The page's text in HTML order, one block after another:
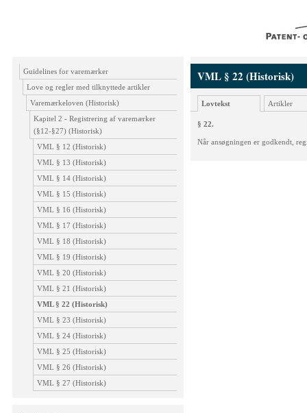
Guidelines for varemærker
Love og regler med tilknyttede artikler
Varemærkeloven (Historisk)
Kapitel 2 - Registrering af varemærker
(§12-§27) (Historisk)
VML § 12 (Historisk)
VML § 13 (Historisk)
VML § 14 (Historisk)
VML § 15 (Historisk)
VML § 16 (Historisk)
VML § 17 (Historisk)
VML § 18 (Historisk)
VML § 19 (Historisk)
VML § 20 (Historisk)
VML § 21 (Historisk)
VML § 22 (Historisk)
VML § 23 (Historisk)
VML § 24 (Historisk)
VML § 25 (Historisk)
VML § 26 (Historisk)
VML § 27 (Historisk)
VML § 22 (Historisk)
Lovtekst Artikler
§ 22.
Når ansøgningen er godkendt,